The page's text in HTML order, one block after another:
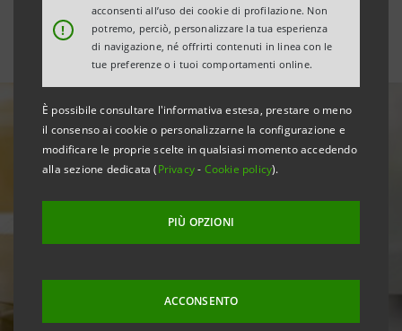
!
acconsenti all’uso dei cookie di profilazione. Non
potremo, perciò, personalizzare la tua esperienza
di navigazione, né offrirti contenuti in linea con le
tue preferenze o i tuoi comportamenti online.
È possibile consultare l'informativa estesa, prestare o meno
il consenso ai cookie o personalizzarne la configurazione e
modificare le proprie scelte in qualsiasi momento accedendo
alla sezione dedicata (Privacy- Cookie policy).
PIÙ OPZIONI
ACCONSENTO